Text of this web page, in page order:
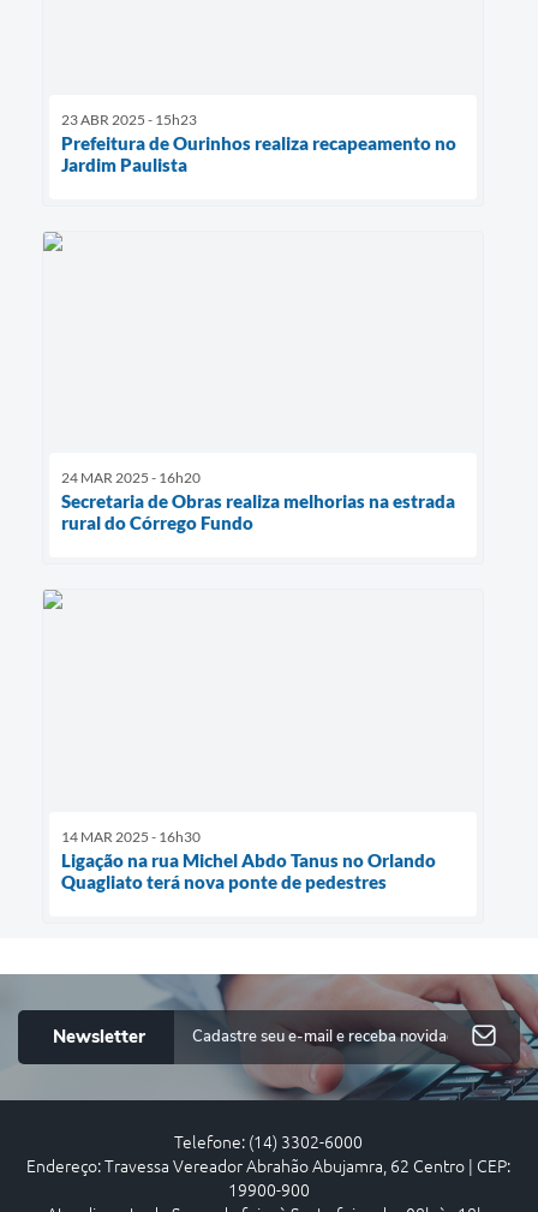
23 ABR 2025 - 15h23
Prefeitura de Ourinhos realiza recapeamento no
Jardim Paulista
24 MAR 2025 - 16h20
Secretaria de Obras realiza melhorias na estrada
rural do Córrego Fundo
14 MAR 2025 - 16h30
Ligação na rua Michel Abdo Tanus no Orlando
Quagliato terá nova ponte de pedestres
Newsletter
Telefone: (14) 3302-6000
Endereço: Travessa Vereador Abrahão Abujamra, 62 Centro | CEP:
19900-900